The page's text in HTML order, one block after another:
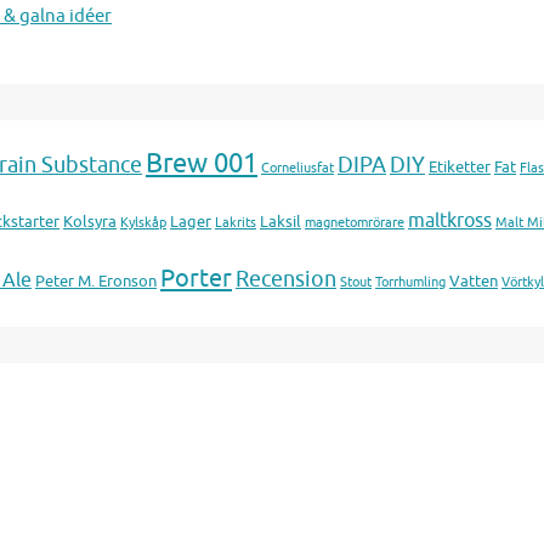
galna idéer
Substance Brew 001 Corneliusfat DIPADIY Etiketter Fat
Kolsyra Kylskåp Lager Lakrits Laksil magnetomrörare maltkross Malt
Peter M. Eronson PorterRecension Stout Torrhumling Vatten